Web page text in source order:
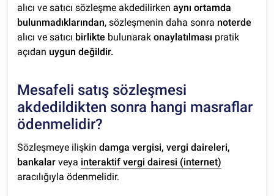
alıcı ve satıcı sözleşme akdedilirkenaynı ortamda
bulunmadıklarından, sözleşmenin daha sonra noterde
alıcı ve satıcı birlikte bulunarakonaylatılması pratik
açıdan uygun değildir.
Mesafeli satış sözleşmesi
akdedildikten sonra hangi masraflar
ödenmelidir?
Sözleşmeye ilişkindamga vergisi, vergi daireleri,
bankalar veya interaktif vergi dairesi (internet)
aracılığıyla ödenmelidir.